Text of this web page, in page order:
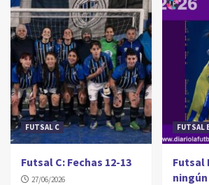
FUTSAL C
Futsal C: Fechas 12-13
27/06/2026
FUTSAL
Futsal